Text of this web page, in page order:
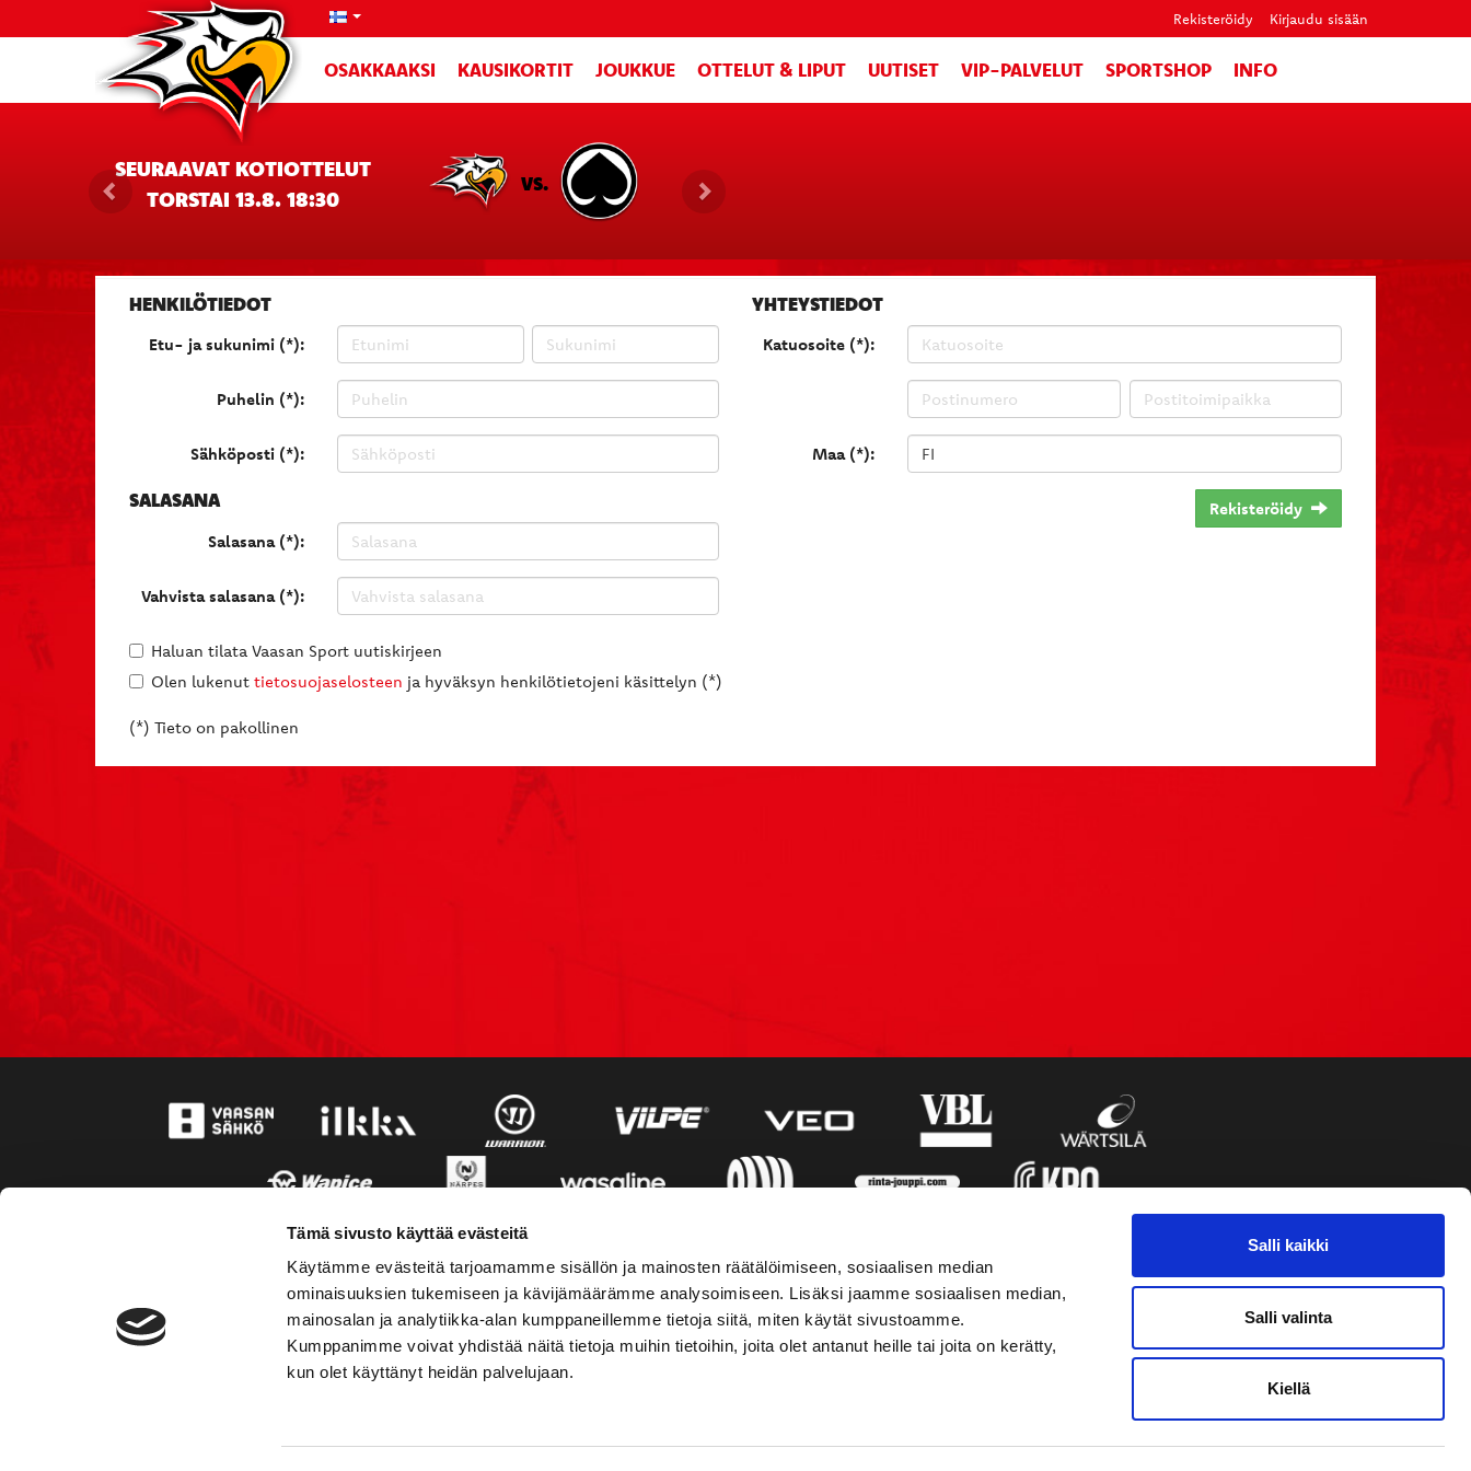
Tämä sivusto käyttää evästeitä
Käytämme evästeitä tarjoamamme sisällön ja mainosten räätälöimiseen, sosiaalisen median
ominaisuuksien tukemiseen ja kävijämäärämme analysoimiseen. Lisäksi jaamme sosiaalisen median,
mainosalan ja analytiikka-alan kumppaneillemme tietoja siitä, miten käytät sivustoamme.
Kumppanimme voivat yhdistää näitä tietoja muihin tietoihin, joita olet antanut heille tai joita on kerätty,
kun olet käyttänyt heidän palvelujaan.
Salli kaikki
Salli valinta
Kiellä
Rekisteröidy Kirjaudu sisään
OSAKKAAKSI KAUSIKORTIT JOUKKUE OTTELUT & LIPUT UUTISET VIP-PALVELUT SPORTSHOP INFO
SEURAAVAT KOTIOTTELUT
TORSTAI 13.8. 18:30
VS.
HENKILÖTIEDOT
Etu- ja sukunimi (*):
Puhelin (*):
Sähköposti (*):
SALASANA
Salasana (*):
Vahvista salasana (*):
YHTEYSTIEDOT
Katuosoite (*):
Maa (*):
Rekisteröidy
Haluan tilata Vaasan Sport uutiskirjeen
Olen lukenut tietosuojaselosteen ja hyväksyn henkilötietojeni käsittelyn (*)
(*) Tieto on pakollinen
YHTEYSTIEDOT SOSIAALINEN MEDIA VAASAN SPORT UUTISKIRJE